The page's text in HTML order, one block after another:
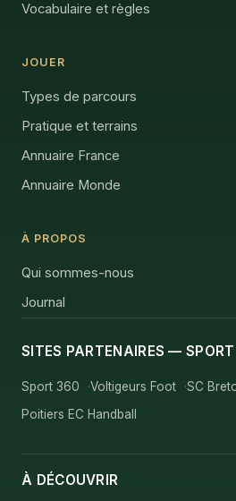
Vocabulaire et règles
JOUER
Types de parcours
Pratique et terrains
Annuaire France
Annuaire Monde
À PROPOS
Qui sommes-nous
Journal
SITES PARTENAIRES — SPORT
Sport 360 Voltigeurs Foot
SC
Poitiers EC Handball
À DÉCOUVRIR